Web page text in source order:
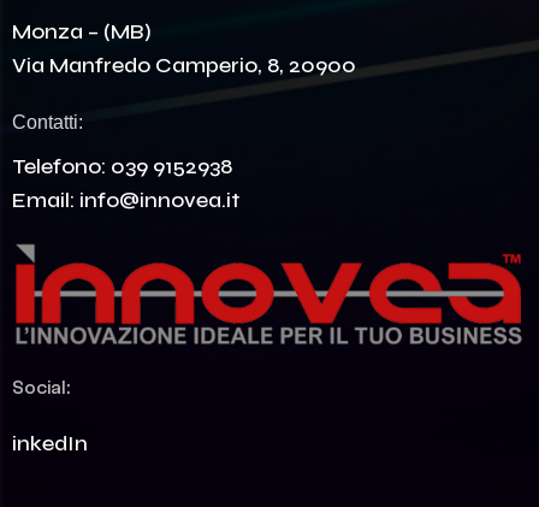
Monza – (MB)
Via Manfredo Camperio, 8, 20900
Contatti:
Telefono: 039 9152938
Email: info@innovea.it
Social:
LinkedIn